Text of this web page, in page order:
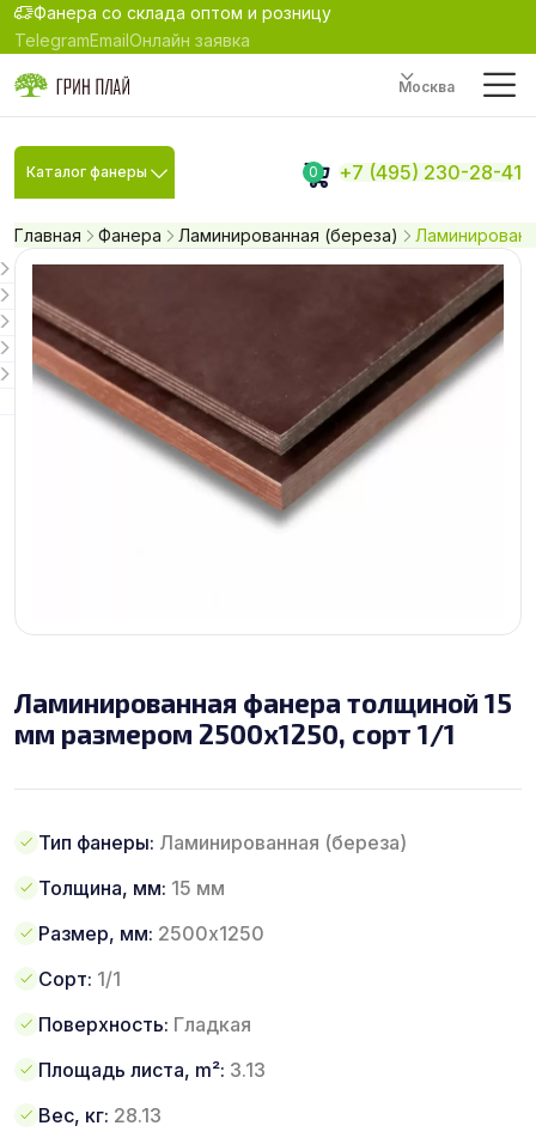
Фанера со склада оптом и розницу
TelegramEmailОнлайн заявка
Москва
Каталог фанеры 0 +7 (495) 230-28-41
Главная Фанера Ламинированная (береза)
Ламинированная фанера толщиной 15
мм размером 2500х1250, сорт 1/1
Тип фанеры: Ламинированная (береза)
Толщина, мм: 15 мм
Размер, мм: 2500х1250
Сорт: 1/1
Поверхность: Гладкая
Площадь листа, m²: 3.13
Вес, кг: 28.13